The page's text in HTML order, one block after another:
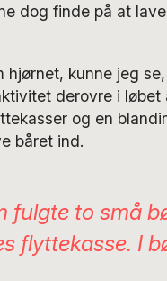
dog finde på at
hjørnet, kunne jeg
derovre i
og en
båret ind.
fulgte to små
flyttekasse. I